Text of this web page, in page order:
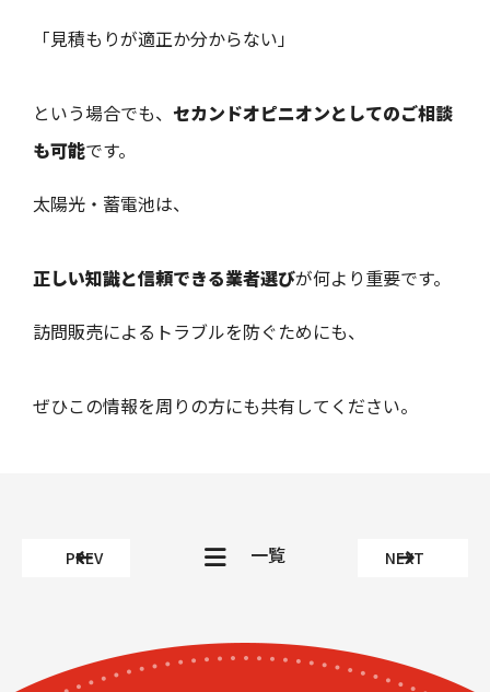
「見積もりが適正か分からない」
という場合でも、 セカンドオピニオンとしてのご相談
も可能です。
太陽光・蓄電池は、
正しい知識と信頼できる業者選びが何より重要です。
訪問販売によるトラブルを防ぐためにも、
ぜひこの情報を周りの方にも共有してください。
PREV 一覧 NEXT